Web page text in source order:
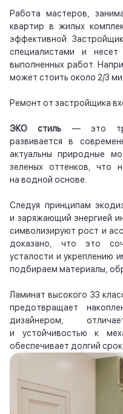
Работа мастеров,
квартир в жилых
эффективной.
специалистами и несет
выполненных работ.
может стоить около 2/3
Ремонт от застройщика
ЭКО стиль — это
развивается в
актуальны природные
зеленых оттенков, что
на водной основе.
Следуя принципам
и заряжающий энергией
символизируют рост и
доказано, что это
усталости и укреплению
подбираем материалы,
Ламинат высокого 33
предотвращает
дизайнером,
и устойчивостью к
обеспечивает долгий